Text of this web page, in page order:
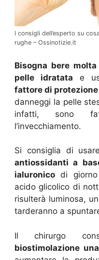
I consigli dell’esperto su
rughe – Ossinotizie.it
Bisogna bere
pelle idratata e
fattore di
danneggi la pelle
infatti, sono
l’invecchiamento.
Si consiglia di
antiossidanti a
ialuronico di
acido glicolico di
risulterà luminosa,
tarderanno a
Il chirurgo
biostimolazione